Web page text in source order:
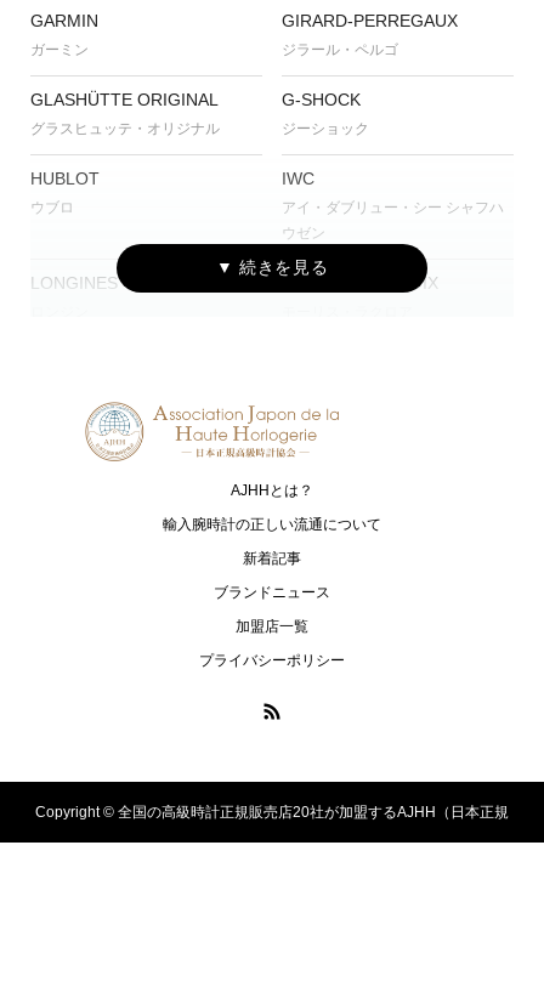
GARMIN
ガーミン
GIRARD-PERREGAUX
ジラール・ペルゴ
GLASHÜTTE ORIGINAL
グラスヒュッテ・オリジナル
G-SHOCK
ジーショック
HUBLOT
ウブロ
IWC
アイ・ダブリュー・シー シャフハ
ウゼン
LONGINES MAURICE LACROIX
PANERAI ASTRON
PROSPEX
プロスペックス
ZENITH
ゼニス
AJHHとは？
輸入腕時計の正しい流通について
新着記事
ブランドニュース
加盟店一覧
プライバシーポリシー
Copyright © 全国の高級時計正規販売店20社が加盟するAJHH（日本正規